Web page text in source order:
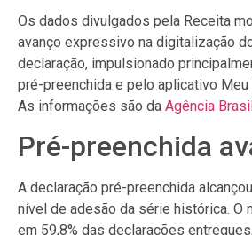
Os dados divulgados pela Receita
avanço expressivo na digitalização
declaração, impulsionado
pré-preenchida e pelo aplicativo
As informações são da Agência
Pré-preenchida
A declaração pré-preenchida
nível de adesão da série histórica. O
em 59,8% das declarações